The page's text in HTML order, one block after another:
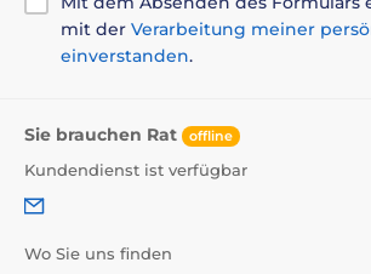
mit der Verarbeitung meiner
einverstanden.
Sie brauchen Rat offline
Kundendienst ist verfügbar
Wo Sie uns finden